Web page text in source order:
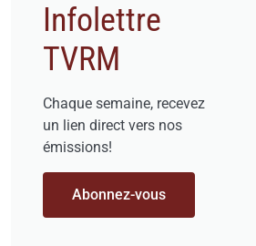
Infolettre
TVRM
Chaque semaine, recevez
un lien direct vers nos
émissions!
Abonnez-vous